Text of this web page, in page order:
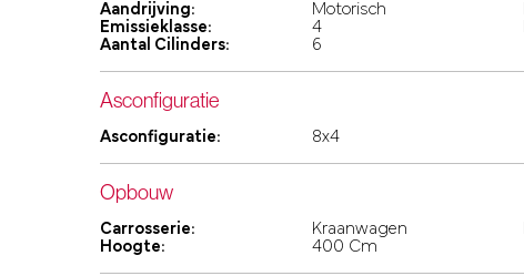
Aandrijving: Motorisch
Emissieklasse:
4
Aantal Cilinders:
6
Asconfiguratie
Asconfiguratie: 8x4
Opbouw
Carrosserie: Kraanwagen
Hoogte:
400 Cm